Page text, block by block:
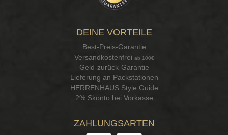
DEINE VORTEILE
Best-Preis-Garantie
Versandkostenfrei ab 100€
Geld-zurück-Garantie
Lieferung an Packstationen
HERRENHAUS Style Guide
2% Skonto bei Vorkasse
ZAHLUNGSARTEN